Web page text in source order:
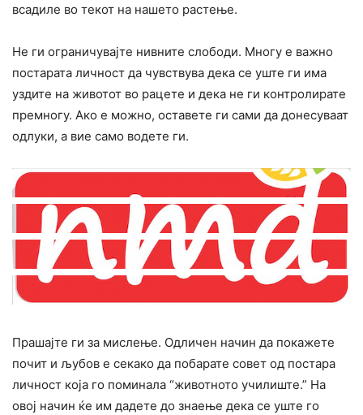
всадиле во текот на нашето растење.
Не ги ограничувајте нивните слободи. Многу е важно
постарата личност да чувствува дека се уште ги има
уздите на животот во рацете и дека не ги контролирате
премногу. Ако е можно, оставете ги сами да донесуваат
одлуки, а вие само водете ги.
Прашајте ги за мислење. Одличен начин да покажете
почит и љубов е секако да побарате совет од постара
личност која го поминала “животното училиште.” На
овој начин ќе им дадете до знаење дека се уште го